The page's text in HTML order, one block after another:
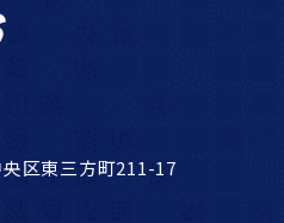
区東三方町211-17